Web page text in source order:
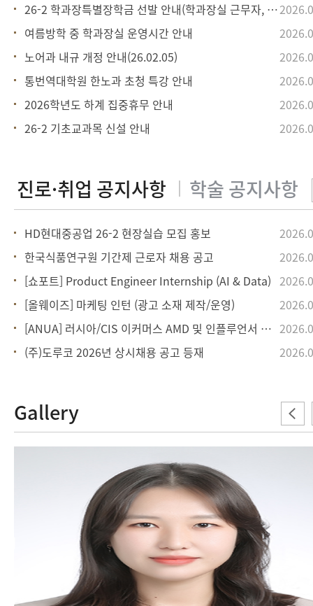
26-2 학과장특별장학금 선발 안내(학과장실 근무자, 학과기여자
여름방학 중 학과장실 운영시간 안내
노어과 내규 개정 안내(26.02.05)
통번역대학원 한노과 초청 특강 안내
2026학년도 하계 집중휴무 안내
26-2 기초교과목 신설 안내
HD현대중공업 26-2 현장실습 모집 홍보
한국식품연구원 기간제 근로자 채용 공고
[쇼포트] Product Engineer Internship (AI & Data)
[올웨이즈] 마케팅 인턴 (광고 소재 제작/운영)
[ANUA] 러시아/CIS 이커머스 AMD 및 인플루언서 마케팅 단기 인턴
(주)도루코 2026년 상시채용 공고 등재
Gallery